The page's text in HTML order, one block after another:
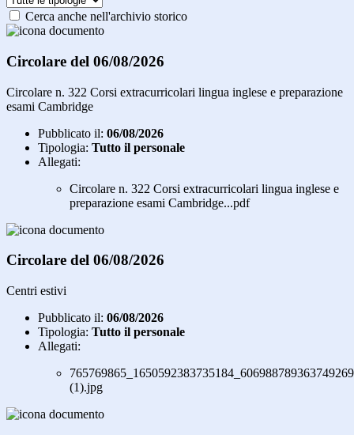
Cerca anche nell'archivio storico
Circolare del 06/08/2026
Circolare n. 322 Corsi extracurricolari lingua inglese e preparazione
esami Cambridge
Pubblicato il: 06/08/2026
Tipologia: Tutto il personale
Allegati:
Circolare n. 322 Corsi extracurricolari lingua inglese e
preparazione esami Cambridge...pdf
Circolare del 06/08/2026
Centri estivi
Pubblicato il: 06/08/2026
Tipologia: Tutto il personale
Allegati:
(1).jpg